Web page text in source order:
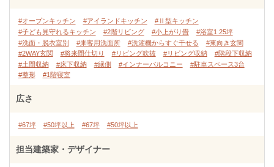
#オープンキッチン #アイランドキッチン
#Ⅱ型キッチン
#子ども見守れるキッチン
#2階リビング #小上がり畳
#浴室1.25坪
#洗面・脱衣室別
#来客用洗面所 #洗濯機からすぐ干せる
#東向き玄関
#2WAY玄関
#将来間仕切り #リビング吹抜 #リビング収納
#階段下収納
#土間収納
#床下収納 #縁側 #インナーバルコニー
#駐車スペース3台
#整形
#1階寝室
広さ
#67坪 #50坪以上 #67坪 #50坪以上
担当建築家・デザイナー